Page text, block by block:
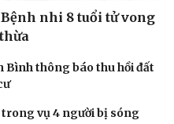
nhi 8 tuổi tử vong
Bình thông báo thu hồi đất
vụ 4 người bị sóng